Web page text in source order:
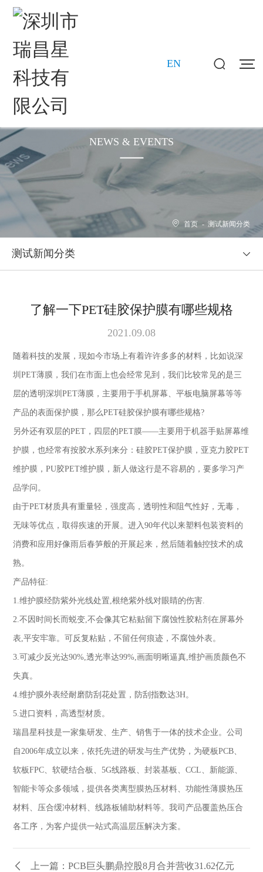
EN
NEWS & EVENTS
首页 - 测试新闻分类
测试新闻分类
了解一下PET硅胶保护膜有哪些规格
2021.09.08
随着科技的发展，现如今市场上有着许许多多的材料，比如说深
圳PET薄膜，我们在市面上也会经常见到，我们比较常见的是三
层的透明深圳PET薄膜，主要用于手机屏幕、平板电脑屏幕等等
产品的表面保护膜，那么PET硅胶保护膜有哪些规格?
另外还有双层的PET ，四层的PET膜——主要用于机器手贴屏幕维
护膜，也经常有按胶水系列来分：硅胶PET保护膜，亚克力胶PET
维护膜，PU胶PET维护膜，新人做这行是不容易的，要多学习产
品学问。
由于PET材质具有重量轻，强度高，透明性和阻气性好，无毒，
无味等优点，取得疾速的开展。进入90年代以来塑料包装资料的
消费和应用好像雨后春笋般的开展起来，然后随着触控技术的成
熟。
产品特征:
1.维护膜经防紫外光线处置,根绝紫外线对眼睛的伤害.
2.不因时间长而蜕变,不会像其它粘贴留下腐蚀性胶粘剂在屏幕外
表,平安牢靠。可反复粘贴，不留任何痕迹，不腐蚀外表。
3.可减少反光达90%,透光率达99%,画面明晰逼真,维护画质颜色不
失真。
4.维护膜外表经耐磨防刮花处置，防刮指数达3H。
5.进口资料，高透型材质。
瑞昌星科技是一家集研发、生产、销售于一体的技术企业。公司
自2006年成立以来，依托先进的研发与生产优势，为硬板PCB、
软板FPC、软硬结合板、5G线路板、封装基板、CCL、新能源、
智能卡等众多领域，提供各类离型膜热压材料、功能性薄膜热压
材料、压合缓冲材料、线路板辅助材料等。我司产品覆盖热压合
各工序，为客户提供一站式高温层压解决方案。
上一篇：PCB巨头鹏鼎控股8月合并营收31.62亿元